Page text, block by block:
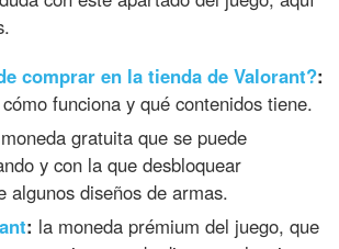
comprar en la tienda de Valorant?:
funciona y qué contenidos tiene.
gratuita que se puede
y con la que desbloquear
algunos diseños de armas.
: la moneda prémium del juego, que